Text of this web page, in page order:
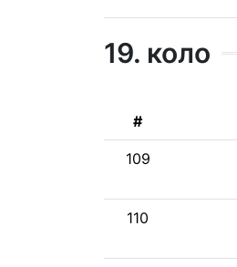
19. коло
#
109
110